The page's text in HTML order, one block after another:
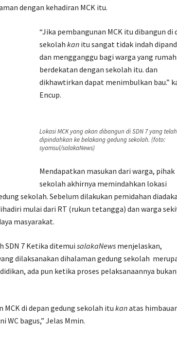
dengan kehadiran MCK itu.
“Jika pembangunan MCK itu dibangun di
sekolah kanitu sangat tidak indah
dan mengganggu bagi warga yang
berdekatan dengan sekolah itu. dan
dikhawtirkan dapat menimbulkan bau.”
Encup.
Lokasi MCK yang akan dibangun di SDN 7 yang telah
dipindahkan ke belakang gedung sekolah. (foto:
syamsul/salakaNews)
Mendapatkan masukan dari warga, pihak
sekolah akhirnya memindahkan lokasi
sekolah. Sebelum dilakukan pemidahan
mulai dari RT (rukun tetangga) dan warga
masyarakat.
SDN 7 Ketika ditemui salakaNewsmenjelaskan,
dilaksanakan dihalaman gedung sekolah
ada pun ketika proses pelaksanaannya
di depan gedung sekolah itu kanatas
WC bagus,” Jelas Mmin.